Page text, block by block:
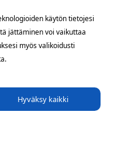
käytön tietojesi
jättäminen voi vaikuttaa
myös valikoidusti
Hyväksy kaikki